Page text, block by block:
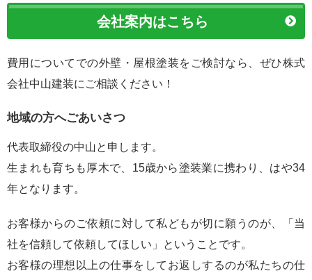
会社案内はこちら
費用についてでの外壁・屋根塗装をご検討なら、ぜひ株式
会社中山建装にご相談ください！
地域の方へごあいさつ
代表取締役の中山と申します。
生まれも育ちも厚木で、15歳から塗装業に携わり、はや34
年となります。
お客様からのご依頼に対して私どもが切に願うのが、「当
社を信頼して依頼してほしい」ということです。
お客様の理想以上の仕事をしてお返しするのが私たちの仕